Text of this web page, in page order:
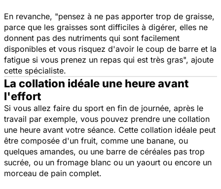
En revanche, "pensez à ne pas apporter trop de graisse,
parce que les graisses sont difficiles à digérer, elles ne
donnent pas des nutriments qui sont facilement
disponibles et vous risquez d'avoir le coup de barre et la
fatigue si vous prenez un repas qui est très gras", ajoute
cette spécialiste.
La collation idéale une heure avant
l'effort
Si vous allez faire du sport en fin de journée, après le
travail par exemple, vous pouvez prendre une collation
une heure avant votre séance. Cette collation idéale peut
être composée d'un fruit, comme une banane, ou
quelques amandes, ou une barre de céréales pas trop
sucrée, ou un fromage blanc ou un yaourt ou encore un
morceau de pain complet.